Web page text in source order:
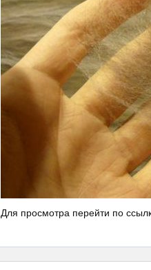
Для просмотра перейти по